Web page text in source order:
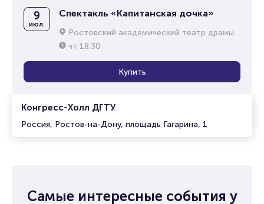
Конгресс-Холл ДГТУ
Россия, Ростов-на-Дону, площадь Гагарина, 1
9
июл.
Спектакль «Капитанская дочка»
Ростовский академический театр драмы им. М.Горького
чт 18:30
Купить
Самые интересные события у